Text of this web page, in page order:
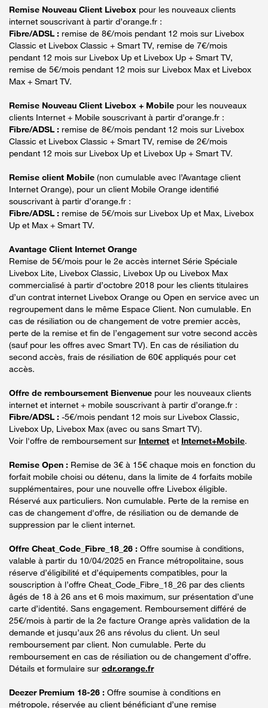
Remise Nouveau Client Livebox pour les nouveaux clients
internet souscrivant à partir d’orange.fr :
Fibre/ADSL : remise de 8€/mois pendant 12 mois sur Livebox
Classic et Livebox Classic + Smart TV, remise de 7€/mois
pendant 12 mois sur Livebox Up et Livebox Up + Smart TV,
remise de 5€/mois pendant 12 mois sur Livebox Max et Livebox
Max + Smart TV.
Remise Nouveau Client Livebox + Mobile pour les nouveaux
clients Internet + Mobile souscrivant à partir d’orange.fr :
Fibre/ADSL : remise de 8€/mois pendant 12 mois sur Livebox
Classic et Livebox Classic + Smart TV, remise de 2€/mois
pendant 12 mois sur Livebox Up et Livebox Up + Smart TV.
Remise client Mobile (non cumulable avec l’Avantage client
Internet Orange), pour un client Mobile Orange identifié
souscrivant à partir d’orange.fr :
Fibre/ADSL : remise de 5€/mois sur Livebox Up et Max, Livebox
Up et Max + Smart TV.
Avantage Client Internet Orange
Remise de 5€/mois pour le 2e accès internet Série Spéciale
Livebox Lite, Livebox Classic, Livebox Up ou Livebox Max
commercialisé à partir d’octobre 2018 pour les clients titulaires
d’un contrat internet Livebox Orange ou Open en service avec un
regroupement dans le même Espace Client. Non cumulable. En
cas de résiliation ou de changement de votre premier accès,
perte de la remise et fin de l’engagement sur votre second accès
(sauf pour les offres avec Smart TV). En cas de résiliation du
second accès, frais de résiliation de 60€ appliqués pour cet
accès.
Offre de remboursement Bienvenue pour les nouveaux clients
internet et internet + mobile souscrivant à partir d’orange.fr :
Fibre/ADSL : -5€/mois pendant 12 mois sur Livebox Classic,
Livebox Up, Livebox Max (avec ou sans Smart TV).
Voir l'offre de remboursement sur Internet et Internet+Mobile.
Remise Open : Remise de 3€ à 15€ chaque mois en fonction du
forfait mobile choisi ou détenu, dans la limite de 4 forfaits mobile
supplémentaires, pour une nouvelle offre Livebox éligible.
Réservé aux particuliers. Non cumulable. Perte de la remise en
cas de changement d'offre, de résiliation ou de demande de
suppression par le client internet.
Offre Cheat_Code_Fibre_18_26 : Offre soumise à conditions,
valable à partir du 10/04/2025 en France métropolitaine, sous
réserve d’éligibilité et d’équipements compatibles, pour la
souscription à l’offre Cheat_Code_Fibre_18_26 par des clients
âgés de 18 à 26 ans et 6 mois maximum, sur présentation d’une
carte d’identité. Sans engagement. Remboursement différé de
25€/mois à partir de la 2e facture Orange après validation de la
demande et jusqu’aux 26 ans révolus du client. Un seul
remboursement par client. Non cumulable. Perte du
remboursement en cas de résiliation ou de changement d’offre.
Détails et formulaire sur odr.orange.fr
Deezer Premium 18-26 : Offre soumise à conditions en
métropole, réservée au client bénéficiant d’une remise